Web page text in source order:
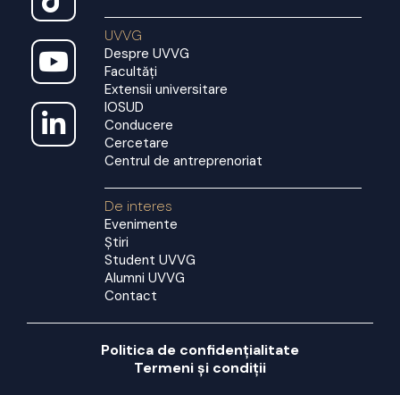
UVVG
Despre UVVG
Facultăți
Extensii universitare
IOSUD
Conducere
Cercetare
Centrul de antreprenoriat
De interes
Evenimente
Știri
Student UVVG
Alumni UVVG
Contact
Politica de confidențialitate
Termeni și condiții